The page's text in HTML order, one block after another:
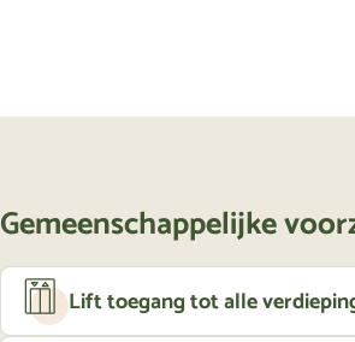
Gemeenschappelijke
Lift toegang tot alle